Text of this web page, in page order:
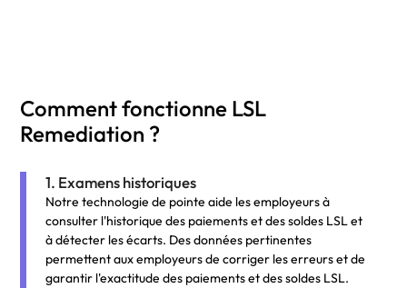
Comment fonctionne LSL
Remediation ?
1. Examens historiques
Notre technologie de pointe aide les employeurs à
consulter l'historique des paiements et des soldes LSL et
à détecter les écarts. Des données pertinentes
permettent aux employeurs de corriger les erreurs et de
garantir l'exactitude des paiements et des soldes LSL.